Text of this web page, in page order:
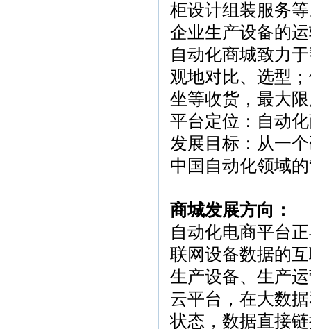
柜设计组装服务
企业生产设备的
自动化商城致力
观地对比、选型
坐等收货，最大
平台定位：自动
发展目标：从一
中国自动化领域的
商城发展方向：
自动化电商平台
联网设备数据的
生产设备、生产
云平台，在大数
状态，数据直接